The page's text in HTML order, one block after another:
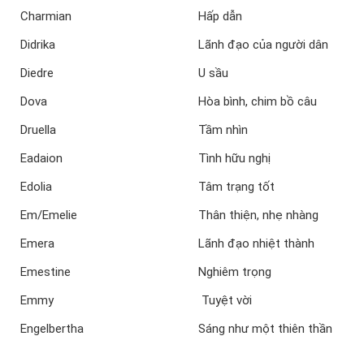
Charmian
Hấp dẫn
Didrika
Lãnh đạo của người dân
Diedre
U sầu
Dova
Hòa bình, chim bồ câu
Druella
Tầm nhìn
Eadaion
Tình hữu nghị
Edolia
Tâm trạng tốt
Em/Emelie
Thân thiện, nhẹ nhàng
Emera
Lãnh đạo nhiệt thành
Emestine
Nghiêm trọng
Emmy
Tuyệt vời
Engelbertha
Sáng như một thiên thần